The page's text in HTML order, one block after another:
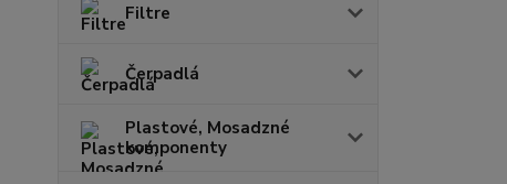
Filtre
Čerpadlá
Plastové, Mosadzné
komponenty